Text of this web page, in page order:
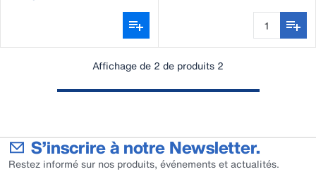
Affichage de 2 de produits 2
S’inscrire à notre Newsletter.
Restez informé sur nos produits, événements et actualités.